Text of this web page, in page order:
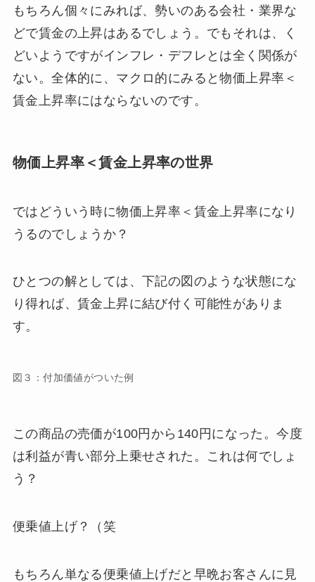
もちろん個々にみれば、勢いのある会社・業界な
どで賃金の上昇はあるでしょう。でもそれは、く
どいようですがインフレ・デフレとは全く関係が
ない。全体的に、マクロ的にみると物価上昇率＜
賃金上昇率にはならないのです。
物価上昇率＜賃金上昇率の世界
ではどういう時に物価上昇率＜賃金上昇率になり
うるのでしょうか？
ひとつの解としては、下記の図のような状態にな
り得れば、賃金上昇に結び付く可能性がありま
す。
図３：付加価値がついた例
この商品の売価が100円から140円になった。今度
は利益が青い部分上乗せされた。これは何でしょ
う？
便乗値上げ？（笑
もちろん単なる便乗値上げだと早晩お客さんに見